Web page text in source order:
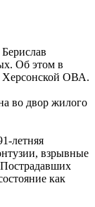
Об этом в
Херсонской ОВА.
во двор жилого
летняя
взрывные
как